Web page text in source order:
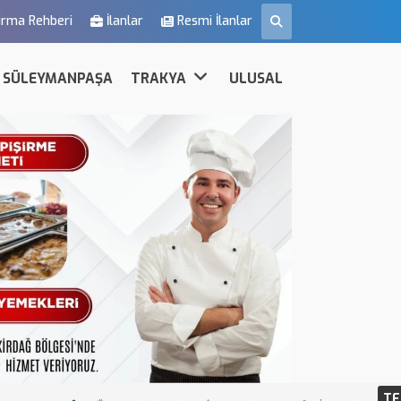
Rehberi İlanlar Resmi İlanlar
SÜLEYMANPAŞA TRAKYA ULUSAL